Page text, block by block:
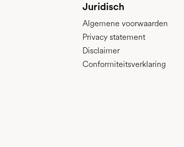
Juridisch
Algemene voorwaarden
Privacy statement
Disclaimer
Conformiteitsverklaring